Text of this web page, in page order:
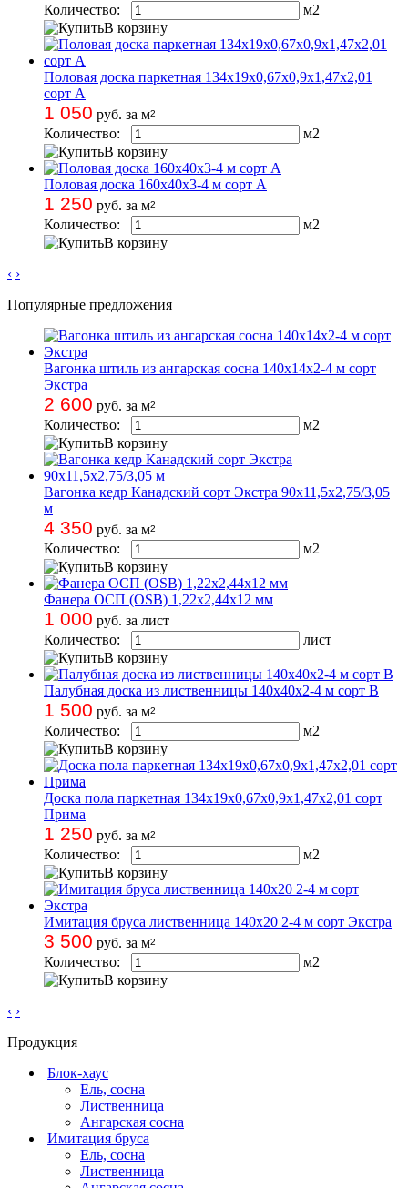
Количество: м2
В корзину
Половая доска паркетная 134х19х0,67х0,9х1,47х2,01
сорт А
1 050 руб. за м2
Количество: м2
В корзину
Половая доска 160х40х3-4 м сорт A
1 250 руб. за м2
Количество: м2
В корзину
‹ ›
Популярные предложения
Вагонка штиль из ангарская сосна 140х14х2-4 м сорт
Экстра
2 600 руб. за м2
Количество: м2
В корзину
Вагонка кедр Канадский сорт Экстра 90х11,5х2,75/3,05
м
4 350 руб. за м2
Количество: м2
В корзину
Фанера ОСП (OSB) 1,22х2,44х12 мм
1 000 руб. за лист
Количество:
лист
В корзину
Палубная доска из лиственницы 140х40х2-4 м сорт B
1 500 руб. за м2
Количество: м2
В корзину
Доска пола паркетная 134х19х0,67х0,9х1,47х2,01 сорт
Прима
1 250 руб. за м2
Количество: м2
В корзину
Имитация бруса лиственница 140х20 2-4 м сорт Экстра
3 500 руб. за м2
Количество: м2
В корзину
‹ ›
Продукция
Блок-хаус
Ель, сосна
Лиственница
Ангарская сосна
Имитация бруса
Ель, сосна
Лиственница